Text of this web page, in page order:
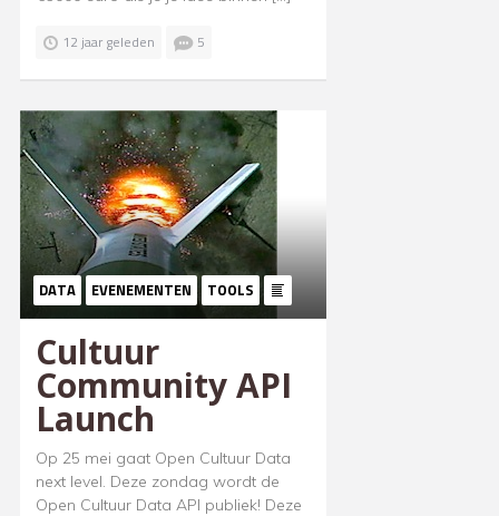
12 jaar geleden 5
DATA EVENEMENTEN TOOLS
Cultuur
Community API
Launch
Op 25 mei gaat Open Cultuur Data
next level. Deze zondag wordt de
Open Cultuur Data API publiek! Deze